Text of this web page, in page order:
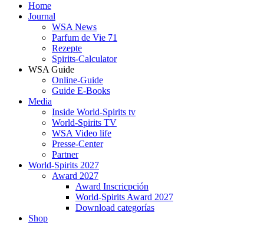
Home
Journal
WSA News
Parfum de Vie 71
Rezepte
Spirits-Calculator
WSA Guide
Online-Guide
Guide E-Books
Media
Inside World-Spirits tv
World-Spirits TV
WSA Video life
Presse-Center
Partner
World-Spirits 2027
Award 2027
Award Inscricpción
World-Spirits Award 2027
Download categorías
Shop